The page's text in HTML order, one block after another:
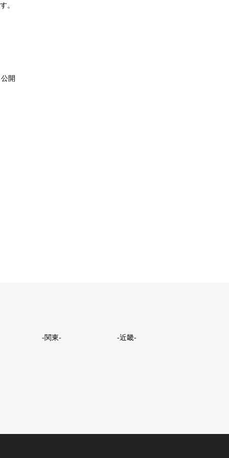
。
開
-関東- -近畿-